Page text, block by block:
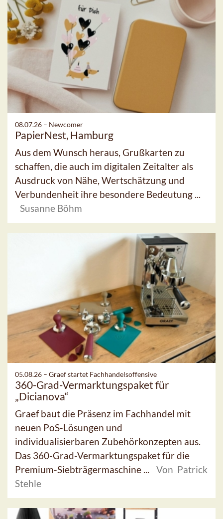
08.07.26 – Newcomer
PapierNest, Hamburg
Aus dem Wunsch heraus, Grußkarten zu
schaffen, die auch im digitalen Zeitalter als
Ausdruck von Nähe, Wertschätzung und
Verbundenheit ihre besondere Bedeutung ...
Susanne Böhm
05.08.26 – Graef startet Fachhandelsoffensive
360-Grad-Vermarktungspaket für
„Dicianova“
Graef baut die Präsenz im Fachhandel mit
neuen PoS-Lösungen und
individualisierbaren Zubehörkonzepten aus.
Das 360-Grad-Vermarktungspaket für die
Premium-Siebträgermaschine ...
Von Patrick
Stehle